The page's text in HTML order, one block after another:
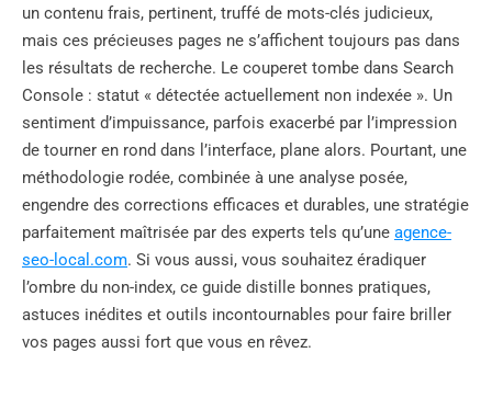
un contenu frais, pertinent, truffé de mots-clés judicieux,
mais ces précieuses pages ne s’affichent toujours pas dans
les résultats de recherche. Le couperet tombe dans Search
Console : statut « détectée actuellement non indexée ». Un
sentiment d’impuissance, parfois exacerbé par l’impression
de tourner en rond dans l’interface, plane alors. Pourtant, une
méthodologie rodée, combinée à une analyse posée,
engendre des corrections efficaces et durables, une stratégie
parfaitement maîtrisée par des experts tels qu’une agence-
seo-local.com. Si vous aussi, vous souhaitez éradiquer
l’ombre du non-index, ce guide distille bonnes pratiques,
astuces inédites et outils incontournables pour faire briller
vos pages aussi fort que vous en rêvez.